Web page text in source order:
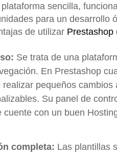
sencilla,
para un desarrollo
de utilizar Prestashop
Se trata de una
En Prestashop
realizar pequeños
Su panel de
cuente con un buen
completa: Las plantillas